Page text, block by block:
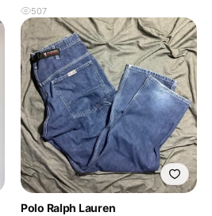
507
Polo Ralph Lauren